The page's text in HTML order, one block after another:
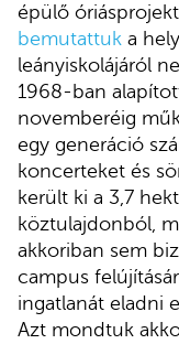
épülő
bemutattuk a
leányiskolájáról
1968-ban
novemberéig
egy generáció
koncerteket és
került ki a 3,7
köztulajdonból,
akkoriban sem
campus
ingatlanát eladni
Azt mondtuk